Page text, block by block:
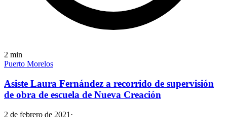
2 min
Puerto Morelos
Asiste Laura Fernández a recorrido de supervisión
de obra de escuela de Nueva Creación
2 de febrero de 2021 ·